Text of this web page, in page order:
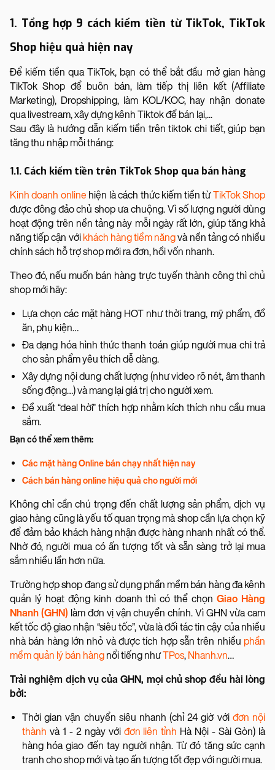
1. Tổng hợp 9 cách kiếm tiền từ TikTok, TikTok
Shop hiệu quả hiện nay
Để kiếm tiền qua TikTok, bạn có thể bắt đầu mở gian hàng
TikTok Shop để buôn bán, làm tiếp thị liên kết (Affiliate
Marketing), Dropshipping, làm KOL/KOC, hay nhận donate
qua livestream, xây dựng kênh Tiktok để bán lại,...
Sau đây là hướng dẫn kiếm tiền trên tiktok chi tiết, giúp bạn
tăng thu nhập mỗi tháng:
1.1. Cách kiếm tiền trên TikTok Shop qua bán hàng
Kinh doanh onlinehiện là cách thức kiếm tiền từTikTok Shop
được đông đảo chủ shop ưa chuộng. Vì số lượng người dùng
hoạt động trên nền tảng này mỗi ngày rất lớn, giúp tăng khả
năng tiếp cận với khách hàng tiềm năngvà nền tảng có nhiều
chính sách hỗ trợ shop mới ra đơn, hồi vốn nhanh.
Theo đó, nếu muốn bán hàng trực tuyến thành công thì chủ
shop mới hãy:
Lựa chọn các mặt hàng HOT như thời trang, mỹ phẩm, đồ
ăn, phụ kiện…
Đa dạng hóa hình thức thanh toán giúp người mua chi trả
cho sản phẩm yêu thích dễ dàng.
Xây dựng nội dung chất lượng (như video rõ nét, âm thanh
sống động…) và mang lại giá trị cho người xem.
Đề xuất “deal hời” thích hợp nhằm kích thích nhu cầu mua
sắm.
Bạn có thể xem thêm:
Các mặt hàng Online bán chạy nhất hiện nay
Cách bán hàng online hiệu quả cho người mới
Không chỉ cần chú trọng đến chất lượng sản phẩm, dịch vụ
giao hàng cũng là yếu tố quan trọng mà shop cần lựa chọn kỹ
để đảm bảo khách hàng nhận được hàng nhanh nhất có thể.
Nhờ đó, người mua có ấn tượng tốt và sẵn sàng trở lại mua
sắm nhiều lần hơn nữa.
Trường hợp shop đang sử dụng phần mềm bán hàng đa kênh
quản lý hoạt động kinh doanh thì có thể chọnGiao Hàng
Nhanh (GHN) làm đơn vị vận chuyển chính. Vì GHN vừa cam
kết tốc độ giao nhận “siêu tốc”, vừa là đối tác tin cậy của nhiều
nhà bán hàng lớn nhỏ và được tích hợp sẵn trên nhiều phần
mềm quản lý bán hàng nổi tiếng nhưTPos, Nhanh.vn…
Trải nghiệm dịch vụ của GHN, mọi chủ shop đều hài lòng
bởi:
Thời gian vận chuyển siêu nhanh (chỉ 24 giờ với đơn nội
thành và 1 - 2 ngày với đơn liên tỉnh Hà Nội - Sài Gòn) là
hàng hóa giao đến tay người nhận. Từ đó tăng sức cạnh
tranh cho shop mới và tạo ấn tượng tốt đẹp với người mua.